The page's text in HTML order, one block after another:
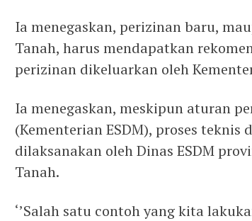
Ia menegaskan, perizinan baru,
Tanah, harus mendapatkan
perizinan dikeluarkan oleh
Ia menegaskan, meskipun aturan
(Kementerian ESDM), proses teknis
dilaksanakan oleh Dinas ESDM
Tanah.
‘’Salah satu contoh yang kita